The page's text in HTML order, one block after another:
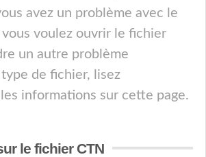
avez un problème avec le
voulez ouvrir le fichier
un autre problème
de fichier, lisez
informations sur cette page.
le fichier CTN